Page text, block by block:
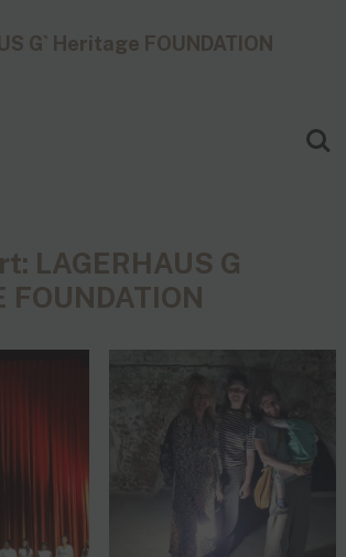
G` Heritage FOUNDATION
LAGERHAUS G
FOUNDATION